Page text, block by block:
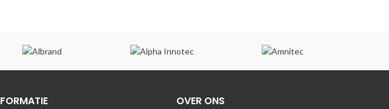
OVER ONS